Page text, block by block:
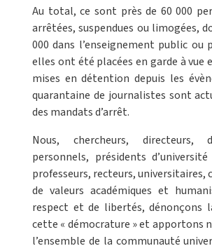
Au total, ce sont près de 60 000
arrêtées, suspendues ou limogées,
000 dans l’enseignement public ou
elles ont été placées en garde à vue
mises en détention depuis les
quarantaine de journalistes sont
des mandats d’arrêt.
Nous, chercheurs, directeurs,
personnels, présidents
professeurs, recteurs,
de valeurs académiques et
respect et de libertés, dénonçons
cette « démocrature » et apportons
l’ensemble de la communauté